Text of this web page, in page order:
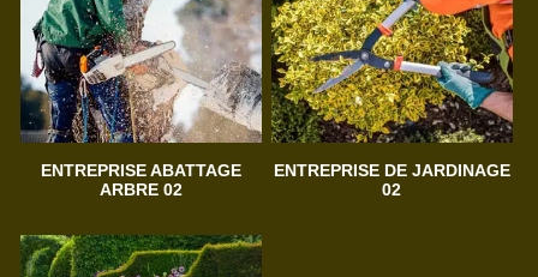
ENTREPRISE ABATTAGE
ARBRE 02
ENTREPRISE DE JARDINAGE
02